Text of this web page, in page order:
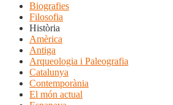
Biografies
Filosofia
Història
Amèrica
Antiga
Arqueologia i Paleografia
Catalunya
Contemporània
El món actual